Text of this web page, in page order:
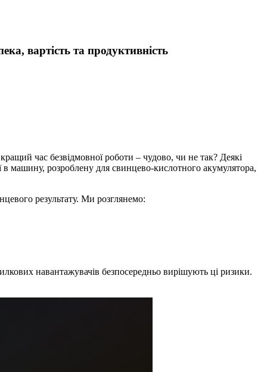
вартість та продуктивність
час безвідмовної роботи – чудово, чи не так? Деякі
в машину, розроблену для свинцево-кислотного акумулятора,
результату. Ми розглянемо:
навантажувачів безпосередньо вирішують ці ризики.